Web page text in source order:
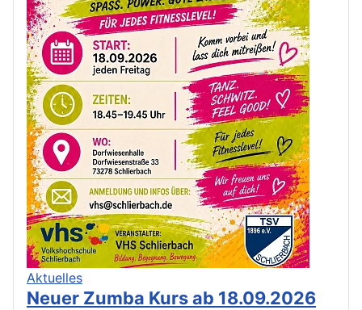
Aktuelles
Neuer Zumba Kurs ab 18.09.2026